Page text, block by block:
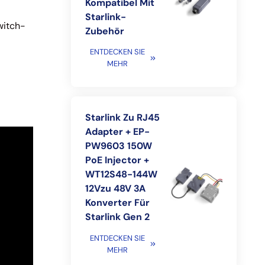
Kompatibel Mit
Starlink-
Zubehör
ENTDECKEN SIE
MEHR
Starlink Zu RJ45
Adapter + EP-
PW9603 150W
PoE Injector +
WT12S48-144W
12Vzu 48V 3A
Konverter Für
Starlink Gen 2
ENTDECKEN SIE
MEHR